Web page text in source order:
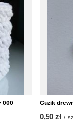
000 Guzik
0,50 zł /